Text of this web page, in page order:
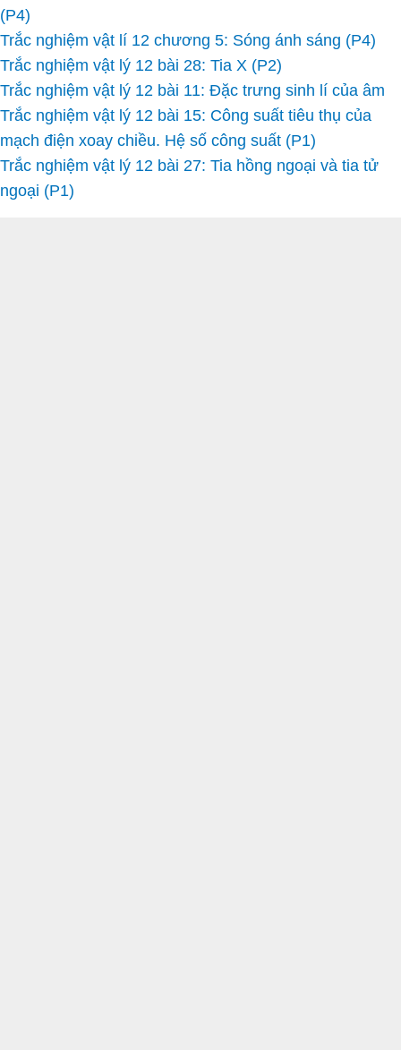
(P4)
Trắc nghiệm vật lí 12 chương 5: Sóng ánh sáng (P4)
Trắc nghiệm vật lý 12 bài 28: Tia X (P2)
Trắc nghiệm vật lý 12 bài 11: Đặc trưng sinh lí của âm
Trắc nghiệm vật lý 12 bài 15: Công suất tiêu thụ của
mạch điện xoay chiều. Hệ số công suất (P1)
Trắc nghiệm vật lý 12 bài 27: Tia hồng ngoại và tia tử
ngoại (P1)